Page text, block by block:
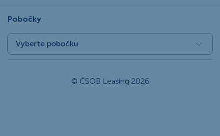
Pobočky
Vyberte pobočku
© ČSOB Leasing 2026